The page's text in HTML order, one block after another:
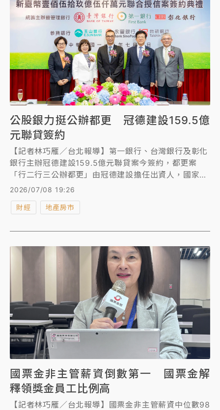
公股銀力挺公辦都更 冠德建設159.5億
元聯貸簽約
【記者林巧雁／台北報導】第一銀行、台灣銀行及彰化
銀行主辦冠德建設159.5億元聯貸案今簽約，都更案
「行二行三公辦都更」由冠德建設擔任出資人，國家住
都中心擔任實施者，為首例採「跨區權利變換」的創新
方式，合併開發不同區域的公辦都更案件，極具指標意
義。
2026/07/08 19:26
財經 地產房市
國票金非主管薪資倒數第一 國票金解
釋領獎金員工比例高
【記者林巧雁／台北報導】國票金非主管薪資中位數98